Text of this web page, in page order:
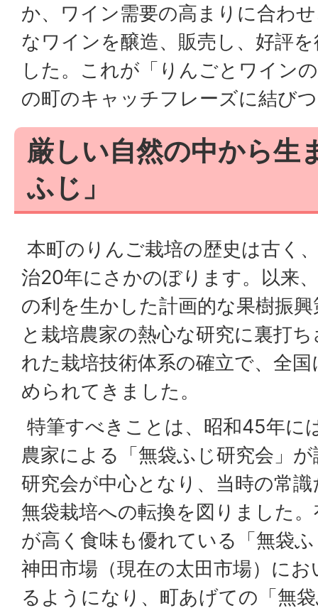
か、ワイン需要の高まりに合わ
なワインを醸造、販売し、好評
した。これが「りんごとワイン
の町のキャッチフレーズに結び
厳しい自然の中から生
ふじ」
本町のりんご栽培の歴史は古く
治20年にさかのぼります。以来
の利を生かした計画的な果樹振興
と栽培農家の熱心な研究に裏打ち
れた栽培技術体系の確立で、全
められてきました。
特筆すべきことは、昭和45年に
農家による「無袋ふじ研究会」
研究会が中心となり、当時の常
無袋栽培への転換を図りました
が高く食味も優れている「無袋
神田市場（現在の太田市場）に
るようになり、町あげての「無